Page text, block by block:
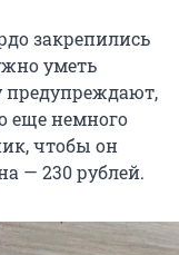
закрепились
уметь
предупреждают,
еще немного
чтобы он
— 230 рублей.